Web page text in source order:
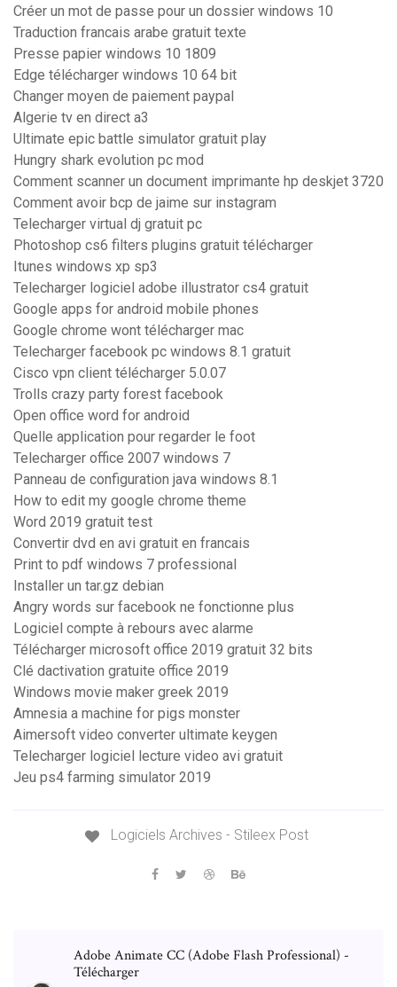
Créer un mot de passe pour un dossier windows 10
Traduction francais arabe gratuit texte
Presse papier windows 10 1809
Edge télécharger windows 10 64 bit
Changer moyen de paiement paypal
Algerie tv en direct a3
Ultimate epic battle simulator gratuit play
Hungry shark evolution pc mod
Comment scanner un document imprimante hp deskjet 3720
Comment avoir bcp de jaime sur instagram
Telecharger virtual dj gratuit pc
Photoshop cs6 filters plugins gratuit télécharger
Itunes windows xp sp3
Telecharger logiciel adobe illustrator cs4 gratuit
Google apps for android mobile phones
Google chrome wont télécharger mac
Telecharger facebook pc windows 8.1 gratuit
Cisco vpn client télécharger 5.0.07
Trolls crazy party forest facebook
Open office word for android
Quelle application pour regarder le foot
Telecharger office 2007 windows 7
Panneau de configuration java windows 8.1
How to edit my google chrome theme
Word 2019 gratuit test
Convertir dvd en avi gratuit en francais
Print to pdf windows 7 professional
Installer un tar.gz debian
Angry words sur facebook ne fonctionne plus
Logiciel compte à rebours avec alarme
Télécharger microsoft office 2019 gratuit 32 bits
Clé dactivation gratuite office 2019
Windows movie maker greek 2019
Amnesia a machine for pigs monster
Aimersoft video converter ultimate keygen
Telecharger logiciel lecture video avi gratuit
Jeu ps4 farming simulator 2019
Logiciels Archives - Stileex Post
Adobe Animate CC (Adobe Flash Professional) -
Télécharger